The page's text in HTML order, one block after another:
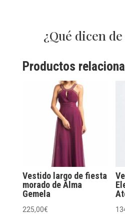
¿Qué dicen
Productos
Vestido largo de fiesta
morado de Alma
Gemela
225,00€